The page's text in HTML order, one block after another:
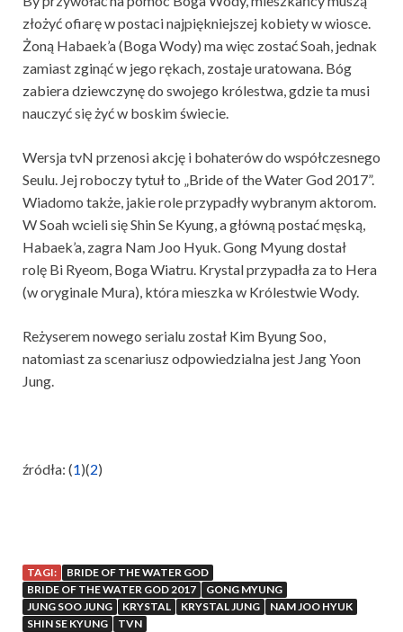
złożyć ofiarę w postaci najpiękniejszej kobiety w wiosce.
Żoną Habaek’a (Boga Wody) ma więc zostać Soah, jednak
zamiast zginąć w jego rękach, zostaje uratowana. Bóg
zabiera dziewczynę do swojego królestwa, gdzie ta musi
nauczyć się żyć w boskim świecie.
Wersja tvN przenosi akcję i bohaterów do współczesnego
Seulu. Jej roboczy tytuł to „Bride of the Water God 2017”.
Wiadomo także, jakie role przypadły wybranym aktorom.
W Soah wcieli się Shin Se Kyung, a główną postać męską,
Habaek’a, zagra Nam Joo Hyuk. Gong Myung dostał
rolę Bi Ryeom, Boga Wiatru. Krystal przypadła za to Hera
(w oryginale Mura), która mieszka w Królestwie Wody.
Reżyserem nowego serialu został Kim Byung Soo,
natomiast za scenariusz odpowiedzialna jest Jang Yoon
Jung.
źródła: (1)(2)
TAGI:
BRIDE OF THE WATER GOD
BRIDE OF THE WATER GOD 2017
GONG MYUNG
JUNG SOO JUNG
KRYSTAL KRYSTAL JUNG
NAM JOO HYUK
SHIN SE KYUNG
TVN